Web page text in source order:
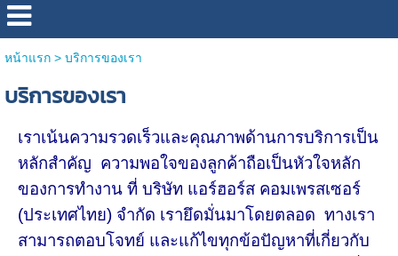
หน้าแรก> บริการของเรา
บริการของเรา
เราเน้นความรวดเร็วและคุณภาพด้านการบริการเป็น
หลักสำคัญ ความพอใจของลูกค้าถือเป็นหัวใจหลัก
ของการทำงาน ที่ บริษัท แอร์ฮอร์ส คอมเพรสเซอร์
(ประเทศไทย) จำกัด เรายึดมั่นมาโดยตลอด ทางเรา
สามารถตอบโจทย์ และแก้ไขทุกข้อปัญหาที่เกี่ยวกับ